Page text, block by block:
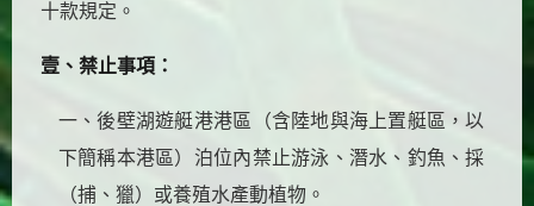
十款規定。
壹、禁止事項：
一、後壁湖遊艇港港區（含陸地與海上置艇區，以
下簡稱本港區）泊位內禁止游泳、潛水、釣魚、採
（捕、獵）或養殖水產動植物。